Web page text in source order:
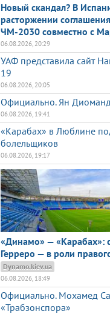
Новый скандал? В
расторжении
ЧМ-2030 совместно с
06.08.2026, 20:29
УАФ представила сайт
19
06.08.2026, 20:05
Официально. Ян
06.08.2026, 19:41
«Карабах» в Люблине
болельщиков
06.08.2026, 19:17
«Динамо» — «Карабах»:
Герреро — в роли
Dynamo.kiev.ua
06.08.2026, 18:49
Официально. Мохамед
«Трабзонспора»